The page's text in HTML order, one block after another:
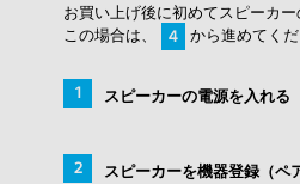
お買い上げ後に初めてスピーカ
この場合は、
4 から進めてくだ
スピーカーの電源を入れる
スピーカーを機器登録（ペ